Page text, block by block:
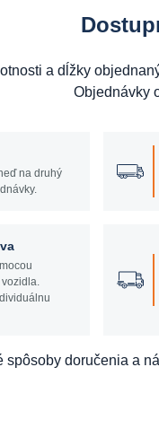
a dĺžky
Objednávky
na druhý
spôsoby doručenia a